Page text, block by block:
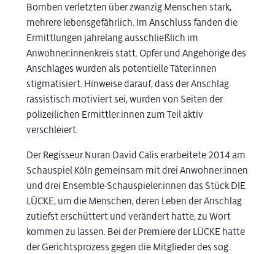
Bomben verletzten über zwanzig Menschen stark,
mehrere lebensgefährlich. Im Anschluss fanden die
Ermittlungen jahrelang ausschließlich im
Anwohner:innenkreis statt. Opfer und Angehörige des
Anschlages wurden als potentielle Täter:innen
stigmatisiert. Hinweise darauf, dass der Anschlag
rassistisch motiviert sei, wurden von Seiten der
polizeilichen Ermittler:innen zum Teil aktiv
verschleiert.
Der Regisseur Nuran David Calis erarbeitete 2014 am
Schauspiel Köln gemeinsam mit drei Anwohner:innen
und drei Ensemble-Schauspieler:innen das Stück DIE
LÜCKE, um die Menschen, deren Leben der Anschlag
zutiefst erschüttert und verändert hatte, zu Wort
kommen zu lassen. Bei der Premiere der LÜCKE hatte
der Gerichtsprozess gegen die Mitglieder des sog.